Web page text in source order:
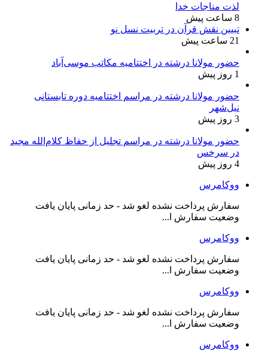
لذت مناجات خدا
8 ساعت پیش
تبیین نقش قرآن در تربیت نسل نو
21 ساعت پیش
حضور مولانا درشته در اختتامیه مکاتب موسی‌آباد
1 روز پیش
حضور مولانا درشته در مراسم اختتامیه دوره تابستانی
نیل‌شهر
3 روز پیش
حضور مولانا درشته در مراسم تجلیل از حفاظ کلام‌الله مجید
در سرخس
4 روز پیش
ووکامرس
سفارش پرداخت نشده لغو شد - حد زمانی پایان یافت
وضعیت سفارش ا...
ووکامرس
سفارش پرداخت نشده لغو شد - حد زمانی پایان یافت
وضعیت سفارش ا...
ووکامرس
سفارش پرداخت نشده لغو شد - حد زمانی پایان یافت
وضعیت سفارش ا...
ووکامرس